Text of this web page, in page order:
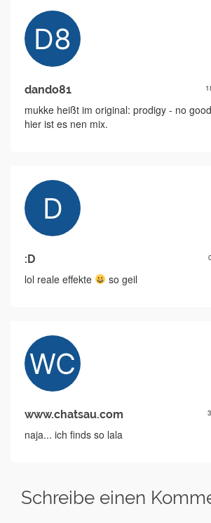
dando81
mukke heißt im original: prodigy - no
hier ist es nen mix.
:D
lol reale effekte so geil
www.chatsau.com
naja... ich finds so lala
Schreibe einen